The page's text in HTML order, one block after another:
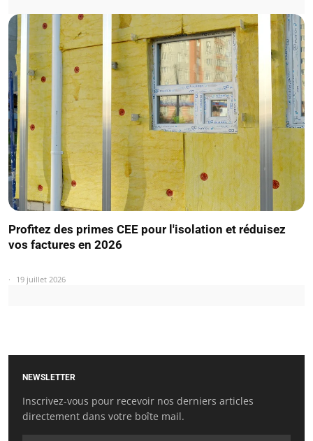
Profitez des primes CEE pour l'isolation et réduisez
vos factures en 2026
19 juillet 2026
NEWSLETTER
Inscrivez-vous pour recevoir nos derniers articles
directement dans votre boîte mail.